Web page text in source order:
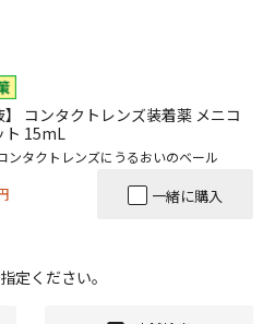
】 コンタクトレンズ装着薬 メニコ
ト 15mL
ンタクトレンズにうるおいのベール
一緒に購入
定ください。